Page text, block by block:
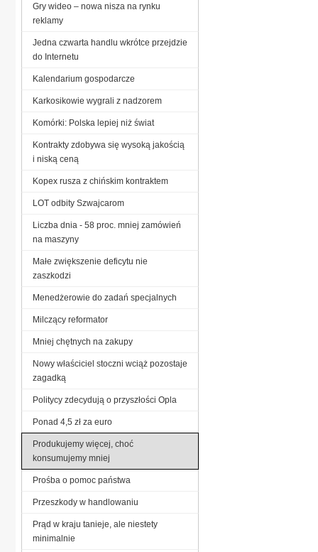
Gry wideo – nowa nisza na rynku
reklamy
Jedna czwarta handlu wkrótce przejdzie
do Internetu
Kalendarium gospodarcze
Karkosikowie wygrali z nadzorem
Komórki: Polska lepiej niż świat
Kontrakty zdobywa się wysoką jakością
i niską ceną
Kopex rusza z chińskim kontraktem
LOT odbity Szwajcarom
Liczba dnia - 58 proc. mniej zamówień
na maszyny
Małe zwiększenie deficytu nie
zaszkodzi
Menedżerowie do zadań specjalnych
Milczący reformator
Mniej chętnych na zakupy
Nowy właściciel stoczni wciąż pozostaje
zagadką
Politycy zdecydują o przyszłości Opla
Ponad 4,5 zł za euro
Produkujemy więcej, choć
konsumujemy mniej
Prośba o pomoc państwa
Przeszkody w handlowaniu
Prąd w kraju tanieje, ale niestety
minimalnie